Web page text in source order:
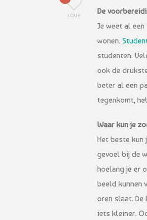
LOVE
De
Je weet al
wonen.
studenten.
ook de
beter al een
tegenkomt,
Waar kun je
Het beste kun
gevoel bij de
hoelang je er
beeld kunnen
oren slaat.
iets kleiner.